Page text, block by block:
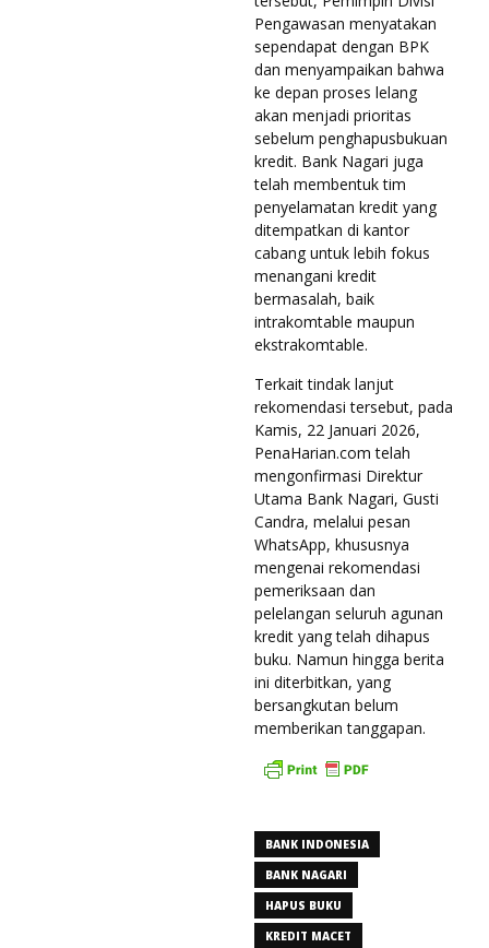
Pengawasan menyatakan
sependapat dengan BPK
dan menyampaikan bahwa
ke depan proses lelang
akan menjadi prioritas
sebelum penghapusbukuan
kredit. Bank Nagari juga
telah membentuk tim
penyelamatan kredit yang
ditempatkan di kantor
cabang untuk lebih fokus
menangani kredit
bermasalah, baik
intrakomtable maupun
ekstrakomtable.
Terkait tindak lanjut
rekomendasi tersebut, pada
Kamis, 22 Januari 2026,
PenaHarian.com telah
mengonfirmasi Direktur
Utama Bank Nagari, Gusti
Candra, melalui pesan
WhatsApp, khususnya
mengenai rekomendasi
pemeriksaan dan
pelelangan seluruh agunan
kredit yang telah dihapus
buku. Namun hingga berita
ini diterbitkan, yang
bersangkutan belum
memberikan tanggapan.
BANK INDONESIA
BANK NAGARI
HAPUS BUKU
KREDIT MACET